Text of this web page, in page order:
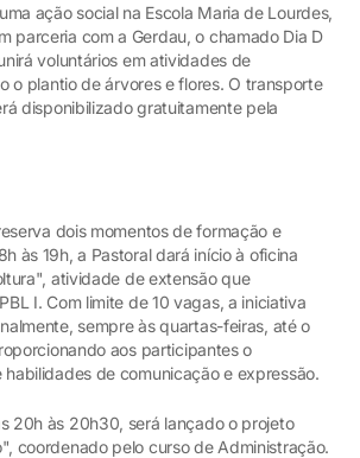
ação social na Escola Maria de Lourdes,
parceria com a Gerdau, o chamado Dia D
voluntários em atividades de
o plantio de árvores e flores. O transporte
disponibilizado gratuitamente pela
dois momentos de formação e
às 19h, a Pastoral dará início à oficina
atividade de extensão que
I. Com limite de 10 vagas, a iniciativa
sempre às quartas-feiras, até o
aos participantes o
de comunicação e expressão.
20h às 20h30, será lançado o projeto
coordenado pelo curso de Administração.